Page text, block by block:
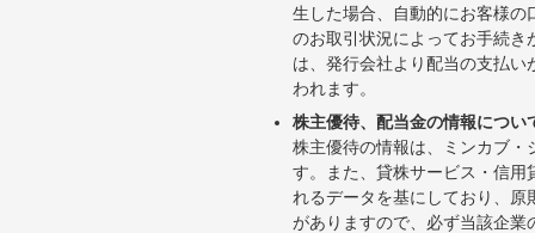
生した場合、自動的にお客様
のお取引状況によってお手続
は、発行会社より配当の支払
われます。
株主優待、配当金の情報につい
株主優待の情報は、ミンカブ
す。また、貸株サービス・信
れるデータを基にしており、
がありますので、必ず当該企